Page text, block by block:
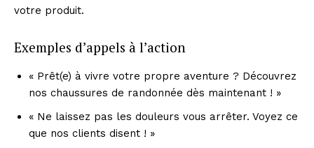
votre produit.
Exemples d’appels à l’action
« Prêt(e) à vivre votre propre aventure ? Découvrez
nos chaussures de randonnée dès maintenant ! »
« Ne laissez pas les douleurs vous arrêter. Voyez ce
que nos clients disent ! »